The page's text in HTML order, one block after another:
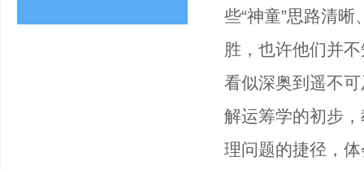
些“神童”思路清
胜，也许他们并
看似深奥到遥不
解运筹学的初步
理问题的捷径，